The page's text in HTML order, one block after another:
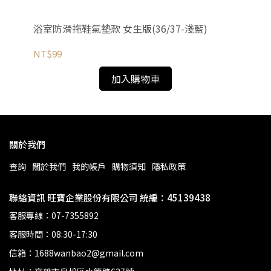
浴室防滑拖鞋氣墊款 女生版(36/37-淺藍)
NT$99
加入購物車
關於我們
查詢 關於我們 我的帳戶 購物須知 隱私政策
聯絡資訊 旺寶企業股份有限公司 統編：45139438
客服專線：07-7355892
客服時間：08:30-17:30
信箱：1688wanbao2@gmail.com